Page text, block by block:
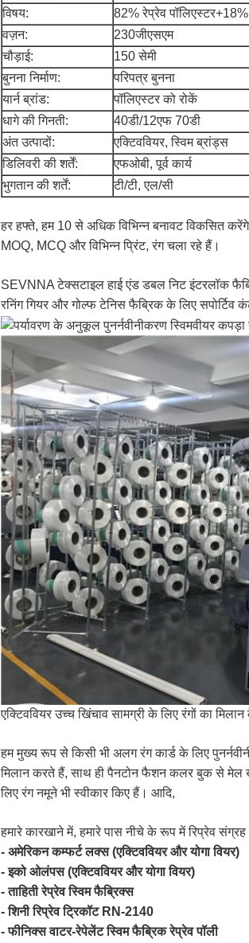
विषय:
82% रेप्रेव
वज़न:
230जीएसएम
चौड़ाई:
150 सेमी
बुनना निर्माण:
परिपत्र बुनना
यार्न ब्रांड:
पॉलिएस्टर को रोकें
धागे की गिनती:
40डी/12एफ 70डी
अंत उत्पादों:
एक्टिववियर, स्विम ब्रांड्स
डिलिवरी की शर्तें:
एफओबी, पूर्व कार्य
भुगतान की शर्तें:
टी/टी, एल/सी
हर हफ्ते, हम 10 से अधिक विभिन्न बनावट विकसित
MOQ, MCQ और विभिन्न प्रिंट, रंग चला रहे हैं।
SEVNNA टेक्सटाइल हाई एंड डबल निट इंटरलॉक
रनिंग गियर और गोल्फ टेनिस फैब्रिक के लिए सपोर्टिव
एक्टिववियर उच्च खिंचाव सामग्री के लिए रंगों का
हम मुख्य रूप से किसी भी अलग रंग कार्ड के लिए
मिलान करते हैं, साथ ही पैनटोन फैशन कलर बुक से मेल
लिए रंग नमूने भी स्वीकार किए हैं। आदि,
हमारे कारखाने में, हमारे पास नीचे के रूप में रिप्रेव
- अमेरिकन कम्फर्ट लक्स (एक्टिववियर और योगा वियर)
- इको ओलंपस (एक्टिववियर और योगा वियर)
- ताहिती रेप्रेव स्विम फैब्रिक्स
- शिनी रिप्रेव ट्रिकॉट RN-2140
- फीनिक्स वाटर-रेपेलेंट स्विम फैब्रिक रेप्रेव पॉली